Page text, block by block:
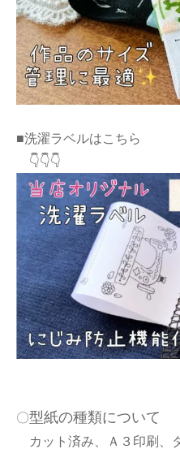
■洗濯ラベルはこちら
👇👇👇
〇型紙の種類について
カット済み、Ａ３印刷、